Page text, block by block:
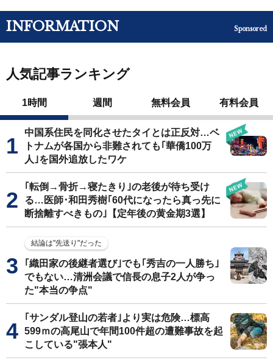
INFORMATION Sponsored
人気記事ランキング
1時間 週間 無料会員 有料会員
中国系住民を同化させたタイとは正反対…ベ
トナムが各国から非難されても｢華僑100万
人｣を国外追放したワケ
｢転倒→骨折→寝たきり｣の老後が待ち受け
る…医師･和田秀樹｢60代になったら真っ先に
断捨離すべきもの｣【定年後の黄金期3選】
結論は"先送り"だった
｢織田家の後継者選び｣でも｢秀吉の一人勝ち｣
でもない…清洲会議で信長の息子2人が争っ
た"本当の争点"
｢サンダル登山の若者｣より実は危険…標高
599ｍの高尾山で年間100件超の遭難事故を起
こしている"張本人"